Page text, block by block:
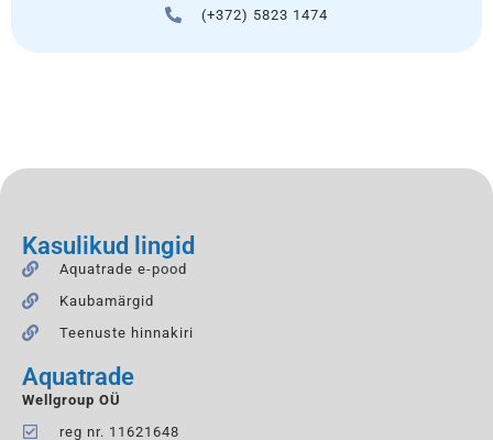
(+372) 5823 1474
Kasulikud lingid
Aquatrade e-pood
Kaubamärgid
Teenuste hinnakiri
Aquatrade
Wellgroup OÜ
reg nr. 11621648